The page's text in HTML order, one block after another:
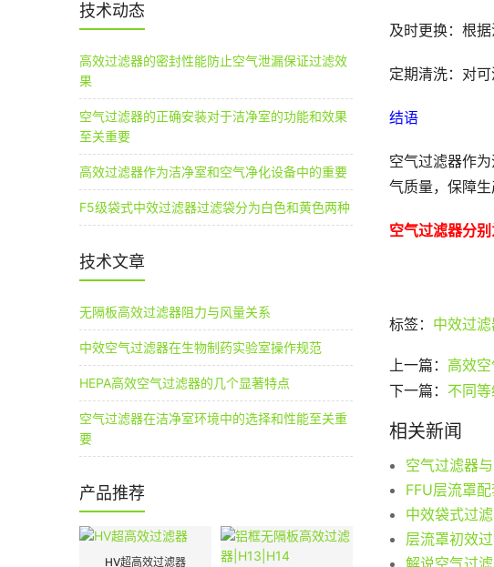
及时更换：根
定期清洗：对
结语
空气过滤器作
气质量，保障
空气过滤器分别
标签： 中效过
上一篇： 高效
下一篇： 不同
相关新闻
空气过滤器
FFU层流罩
层流罩初效
技术动态
高效过滤器的密封性能防止空气泄漏保证过滤效
果
空气过滤器的正确安装对于洁净室的功能和效果
至关重要
高效过滤器作为洁净室和空气净化设备中的重要
F5级袋式中效过滤器过滤袋分为白色和黄色两种
技术文章
无隔板高效过滤器阻力与风量关系
中效空气过滤器在生物制药实验室操作规范
HEPA高效空气过滤器的几个显著特点
空气过滤器在洁净室环境中的选择和性能至关重
要
产品推荐
HV超高效过滤器